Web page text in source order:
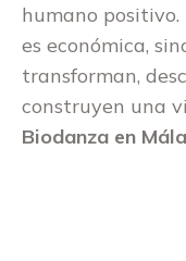
humano
es económica,
transforman,
construyen una
Biodanza en